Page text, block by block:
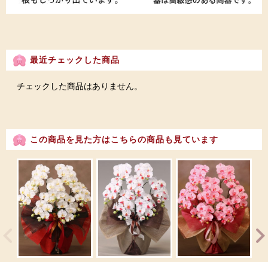
最近チェックした商品
チェックした商品はありません。
この商品を見た方はこちらの商品も見ています